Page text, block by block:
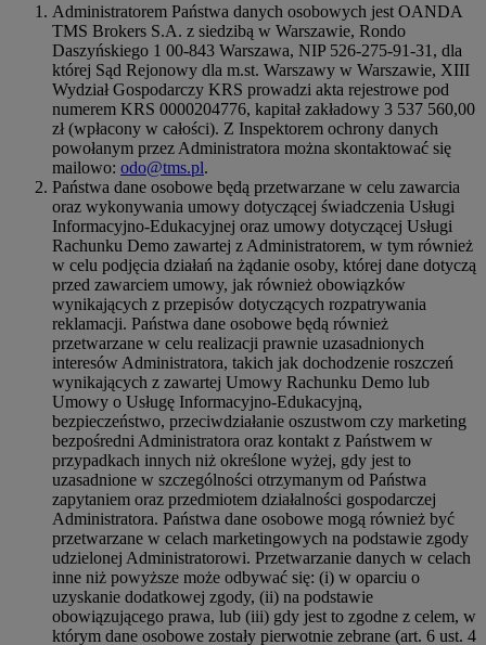
Administratorem Państwa danych osobowych jest OANDA
TMS Brokers S.A. z siedzibą w Warszawie, Rondo
Daszyńskiego 1 00-843 Warszawa, NIP 526-275-91-31, dla
której Sąd Rejonowy dla m.st. Warszawy w Warszawie, XIII
Wydział Gospodarczy KRS prowadzi akta rejestrowe pod
numerem KRS 0000204776, kapitał zakładowy 3 537 560,00
zł (wpłacony w całości). Z Inspektorem ochrony danych
powołanym przez Administratora można skontaktować się
mailowo: odo@tms.pl.
Państwa dane osobowe będą przetwarzane w celu zawarcia
oraz wykonywania umowy dotyczącej świadczenia Usługi
Informacyjno-Edukacyjnej oraz umowy dotyczącej Usługi
Rachunku Demo zawartej z Administratorem, w tym również
w celu podjęcia działań na żądanie osoby, której dane dotyczą
przed zawarciem umowy, jak również obowiązków
wynikających z przepisów dotyczących rozpatrywania
reklamacji. Państwa dane osobowe będą również
przetwarzane w celu realizacji prawnie uzasadnionych
interesów Administratora, takich jak dochodzenie roszczeń
wynikających z zawartej Umowy Rachunku Demo lub
Umowy o Usługę Informacyjno-Edukacyjną,
bezpieczeństwo, przeciwdziałanie oszustwom czy marketing
bezpośredni Administratora oraz kontakt z Państwem w
przypadkach innych niż określone wyżej, gdy jest to
uzasadnione w szczególności otrzymanym od Państwa
zapytaniem oraz przedmiotem działalności gospodarczej
Administratora. Państwa dane osobowe mogą również być
przetwarzane w celach marketingowych na podstawie zgody
udzielonej Administratorowi. Przetwarzanie danych w celach
inne niż powyższe może odbywać się: (i) w oparciu o
uzyskanie dodatkowej zgody, (ii) na podstawie
obowiązującego prawa, lub (iii) gdy jest to zgodne z celem, w
którym dane osobowe zostały pierwotnie zebrane (art. 6 ust. 4